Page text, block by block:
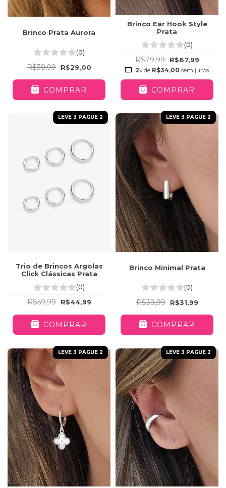
Brinco Prata Aurora
(0)
R$39,99 R$29,00
COMPRAR
Brinco Ear Hook Style
Prata
(0)
R$79,99 R$67,99
2x de R$34,00 sem juros
COMPRAR
LEVE 3 PAGUE 2
Trio de Brincos Argolas
Click Clássicas Prata
(0)
R$59,99 R$44,99
COMPRAR
LEVE 3 PAGUE 2
Brinco Minimal Prata
(0)
R$39,99 R$31,99
COMPRAR
LEVE 3 PAGUE 2 LEVE 3 PAGUE 2